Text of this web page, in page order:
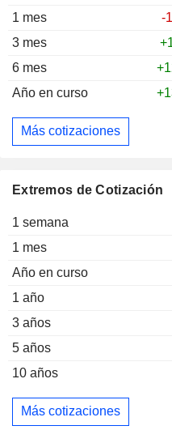
1 mes
-
3 mes
6 mes
Año en curso
Más cotizaciones
Extremos de Cotización
1 semana
1 mes
Año en curso
1 año
3 años
5 años
10 años
Más cotizaciones